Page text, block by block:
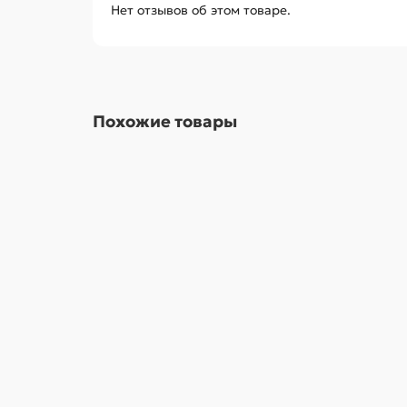
Нет отзывов об этом товаре.
Похожие товары